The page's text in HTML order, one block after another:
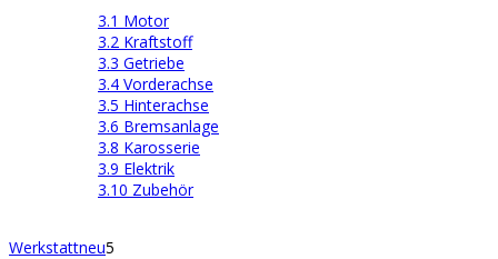
3.1 Motor
3.2 Kraftstoff
3.3 Getriebe
3.4 Vorderachse
3.5 Hinterachse
3.6 Bremsanlage
3.8 Karosserie
3.9 Elektrik
3.10 Zubehör
Werkstattneu5